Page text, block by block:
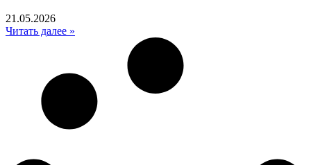
21.05.2026
Читать далее »